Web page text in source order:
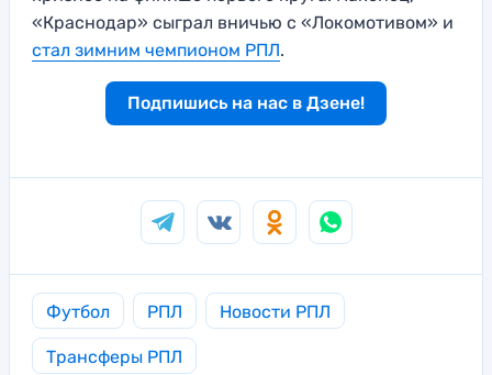
«Краснодар» сыграл вничью с «Локомотивом» и
стал зимним чемпионом РПЛ.
Подпишись на нас в Дзене!
Футбол РПЛ Новости РПЛ
Трансферы РПЛ